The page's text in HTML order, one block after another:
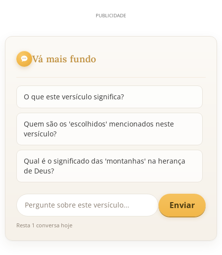
Vá mais fundo
O que este versículo significa?
Quem são os 'escolhidos' mencionados neste
versículo?
Qual é o significado das 'montanhas' na herança
de Deus?
Enviar
Resta 1 conversa hoje